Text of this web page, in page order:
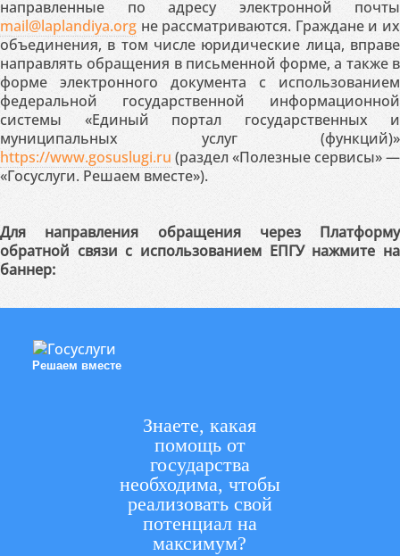
направленные по адресу электронной почты
mail@laplandiya.org не рассматриваются. Граждане и их
объединения, в том числе юридические лица, вправе
направлять обращения в письменной форме, а также в
форме электронного документа с использованием
федеральной государственной информационной
системы «Единый портал государственных и
муниципальных услуг (функций)»
https://www.gosuslugi.ru (раздел «Полезные сервисы» —
«Госуслуги. Решаем вместе»).
Для направления обращения через Платформу
обратной связи с использованием ЕПГУ нажмите на
баннер:
Решаем вместе
Знаете, какая
помощь от
государства
необходима, чтобы
реализовать свой
потенциал на
максимум?